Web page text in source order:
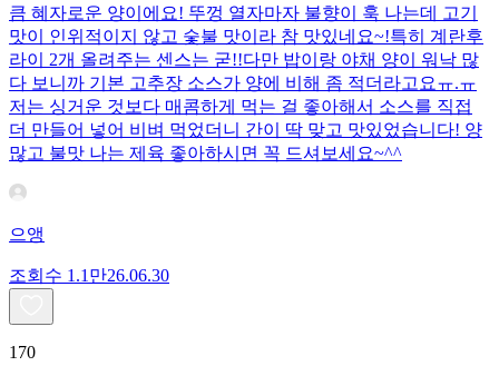
큼 혜자로운 양이에요! 뚜껑 열자마자 불향이 훅 나는데 고기
맛이 인위적이지 않고 숯불 맛이라 참 맛있네요~!특히 계란후
라이 2개 올려주는 센스는 굳!! ​다만 밥이랑 야채 양이 워낙 많
다 보니까 기본 고추장 소스가 양에 비해 좀 적더라고요ㅠ.ㅠ
저는 싱거운 것보다 매콤하게 먹는 걸 좋아해서 소스를 직접
더 만들어 넣어 비벼 먹었더니 간이 딱 맞고 맛있었습니다! 양
많고 불맛 나는 제육 좋아하시면 꼭 드셔보세요~^^
으앵
조회수 1.1만26.06.30
170